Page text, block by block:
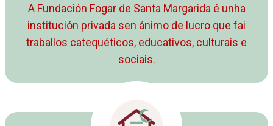
A Fundación Fogar de Santa Margarida é unha
institución privada sen ánimo de lucro que fai
traballos catequéticos, educativos, culturais e
sociais.